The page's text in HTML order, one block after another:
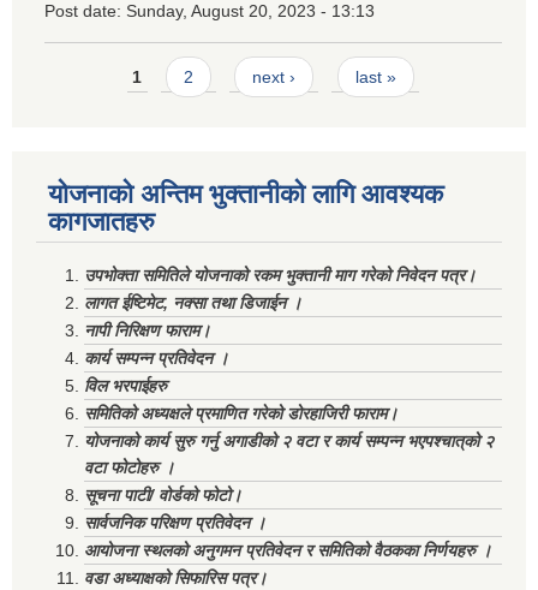
Post date: Sunday, August 20, 2023 - 13:13
Pages1 2 next › last »
योजनाको अन्तिम भुक्तानीको लागि आवश्यक
कागजातहरु
उपभोक्ता समितिले योजनाको रकम भुक्तानी माग गरेको निवेदन पत्र।
लागत ईष्टिमेट, नक्सा तथा डिजाईन ।
नापी निरिक्षण फाराम।
कार्य सम्पन्न प्रतिवेदन ।
विल भरपाईहरु
समितिको अध्यक्षले प्रमाणित गरेको डोरहाजिरी फाराम।
योजनाको कार्य सुरु गर्नु अगाडीको २ वटा र कार्य सम्पन्न भएपश्चात्‌को २
वटा फोटोहरु ।
सूचना पाटी/ वोर्डको फोटो।
सार्वजनिक परिक्षण प्रतिवेदन ।
आयोजना स्थलको अनुगमन प्रतिवेदन र समितिको वैठकका निर्णयहरु ।
वडा अध्याक्षको सिफारिस पत्र।